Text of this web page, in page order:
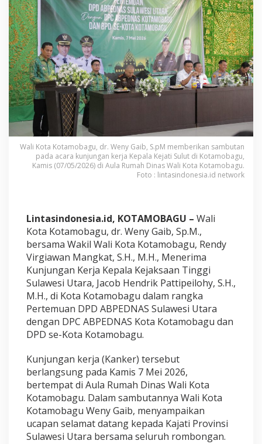
b
a
g
u
T
e
r
i
u
n
j
u
n
K
e
p
a
l
K
e
j
a
t
l
a
w
s
i
U
t
Wali Kota Kotamobagu, dr. Weny Gaib, S.pM memberikan sambutan
pada acara kunjungan kerja Kepala Kejati Sulut di Kotamobagu,
Kamis (07/05/2026) di Aula Rumah Dinas Wali Kota Kotamobagu.
Foto : lintasindonesia.id network
Lintasindonesia.id, KOTAMOBAGU – Wali
Kota Kotamobagu, dr. Weny Gaib, Sp.M.,
bersama Wakil Wali Kota Kotamobagu, Rendy
Virgiawan Mangkat, S.H., M.H., Menerima
Kunjungan Kerja Kepala Kejaksaan Tinggi
Sulawesi Utara, Jacob Hendrik Pattipeilohy, S.H.,
M.H., di Kota Kotamobagu dalam rangka
Pertemuan DPD ABPEDNAS Sulawesi Utara
dengan DPC ABPEDNAS Kota Kotamobagu dan
DPD se-Kota Kotamobagu.
Kunjungan kerja (Kanker) tersebut
berlangsung pada Kamis 7 Mei 2026,
bertempat di Aula Rumah Dinas Wali Kota
Kotamobagu. Dalam sambutannya Wali Kota
Kotamobagu Weny Gaib, menyampaikan
ucapan selamat datang kepada Kajati Provinsi
Sulawesi Utara bersama seluruh rombongan.